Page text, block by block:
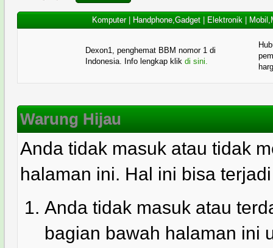
Komputer| Handphone,Gadget| Elektronik|
Dexon1, penghemat BBM nomor 1 di
Indonesia. Info lengkap klik di sini.
Warung Hijau
Anda tidak masuk atau tidak
halaman ini. Hal ini bisa
Anda tidak masuk atau
bagian bawah halaman ini